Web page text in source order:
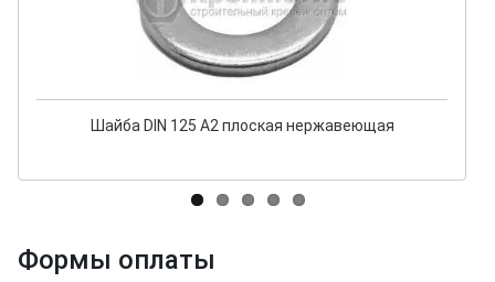
Шайба DIN 125 А2 плоская нержавеющая
Формы оплаты